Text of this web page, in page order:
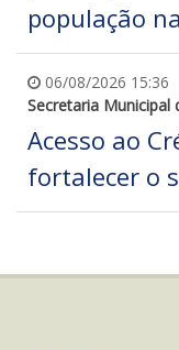
população
06/08/2026 15:36
Secretaria Municipal
Acesso ao
fortalecer o